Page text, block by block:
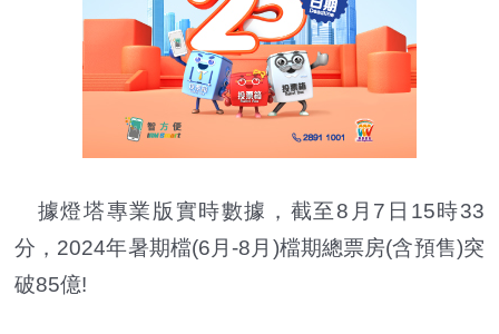
據燈塔專業版實時數據，截至8月7日15時33
分，2024年暑期檔(6月-8月)檔期總票房(含預售)突
破85億!